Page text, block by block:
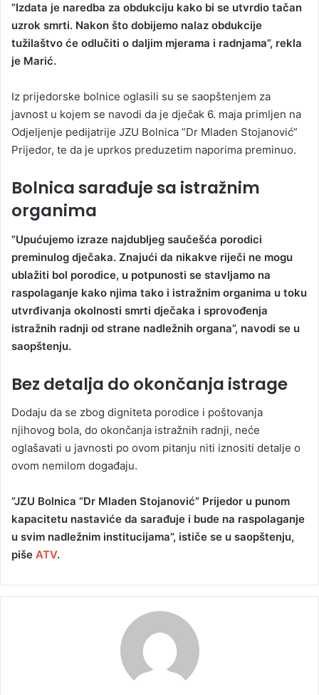
”Izdata je naredba za obdukciju kako bi se utvrdio tačan
uzrok smrti. Nakon što dobijemo nalaz obdukcije
tužilaštvo će odlučiti o daljim mjerama i radnjama”, rekla
je Marić.
Iz prijedorske bolnice oglasili su se saopštenjem za
javnost u kojem se navodi da je dječak 6. maja primljen na
Odjeljenje pedijatrije JZU Bolnica ”Dr Mladen Stojanović”
Prijedor, te da je uprkos preduzetim naporima preminuo.
Bolnica sarađuje sa istražnim
organima
”Upućujemo izraze najdubljeg saučešća porodici
preminulog dječaka. Znajući da nikakve riječi ne mogu
ublažiti bol porodice, u potpunosti se stavljamo na
raspolaganje kako njima tako i istražnim organima u toku
utvrđivanja okolnosti smrti dječaka i sprovođenja
istražnih radnji od strane nadležnih organa”, navodi se u
saopštenju.
Bez detalja do okončanja istrage
Dodaju da se zbog digniteta porodice i poštovanja
njihovog bola, do okončanja istražnih radnji, neće
oglašavati u javnosti po ovom pitanju niti iznositi detalje o
ovom nemilom događaju.
”JZU Bolnica ”Dr Mladen Stojanović” Prijedor u punom
kapacitetu nastaviće da sarađuje i bude na raspolaganje
u svim nadležnim institucijama”, ističe se u saopštenju,
piše ATV.